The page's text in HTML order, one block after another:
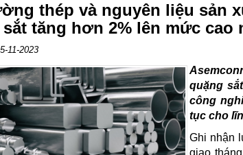
thép và nguyên liệu sản
tăng hơn 2% lên mức cao
11-2023
quặng
công
tục cho
Ghi nhận
giao